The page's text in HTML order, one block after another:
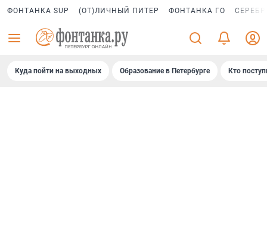
ФОНТАНКА SUP (ОТ)ЛИЧНЫЙ ПИТЕР ФОНТАНКА ГО
Куда пойти на выходных Образование в Петербурге Кто